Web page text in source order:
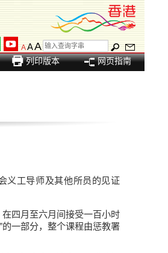
AAA
列印版本 网页指南
义工导师及其他所员的见证
四月至六月间接受一百小时
一部分，整个课程由惩教署